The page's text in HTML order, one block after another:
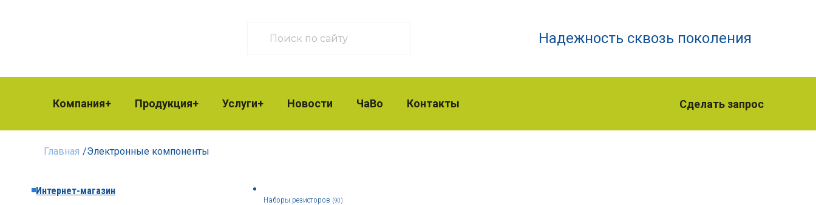
Надежность сквозь поколения
Компания Продукция Услуги Новости ЧаВо Контакты Сделать запрос
Главная /Электронные компоненты
Интернет-магазин
Наборы резисторов (90)